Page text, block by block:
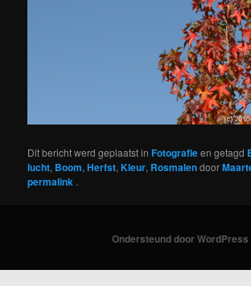
Dit bericht werd geplaatst inFotografieen getagd
lucht, Boom,Herfst,Kleur, Rosmalendoor
permalink .
Ondersteund door WordPress